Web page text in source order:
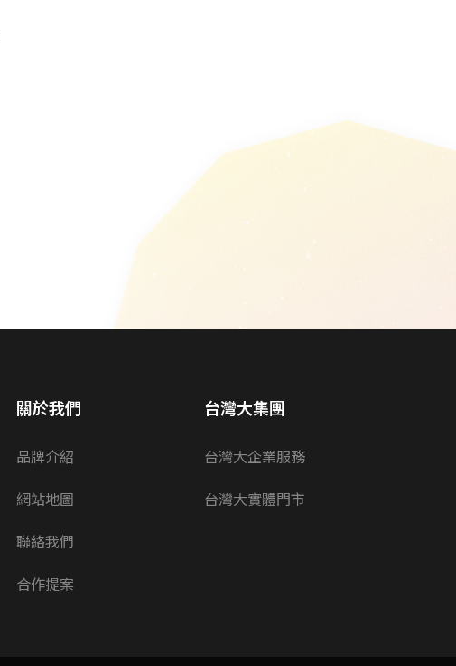
關於我們
品牌介紹
網站地圖
聯絡我們
合作提案
台灣大集團
台灣大企業服務
台灣大實體門市